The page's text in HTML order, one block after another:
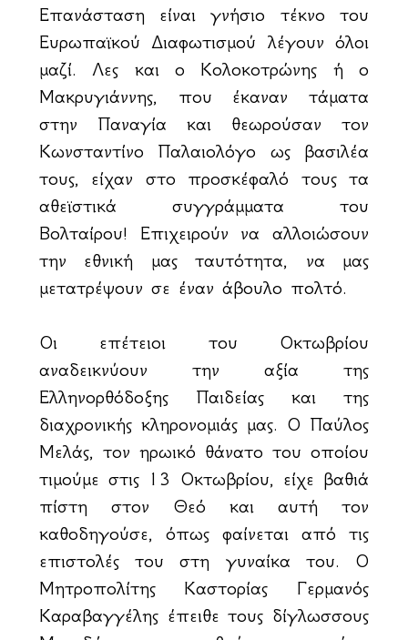
Επανάσταση είναι γνήσιο τέκνο του
Ευρωπαϊκού Διαφωτισμού λέγουν όλοι
μαζί. Λες και ο Κολοκοτρώνης ή ο
Μακρυγιάννης, που έκαναν τάματα
στην Παναγία και θεωρούσαν τον
Κωνσταντίνο Παλαιολόγο ως βασιλέα
τους, είχαν στο προσκέφαλό τους τα
αθεϊστικά συγγράμματα του
Βολταίρου! Επιχειρούν να αλλοιώσουν
την εθνική μας ταυτότητα, να μας
μετατρέψουν σε έναν άβουλο πολτό.
Οι επέτειοι του Οκτωβρίου
αναδεικνύουν την αξία της
Ελληνορθόδοξης Παιδείας και της
διαχρονικής κληρονομιάς μας. Ο Παύλος
Μελάς, τον ηρωικό θάνατο του οποίου
τιμούμε στις 13 Οκτωβρίου, είχε βαθιά
πίστη στον Θεό και αυτή τον
καθοδηγούσε, όπως φαίνεται από τις
επιστολές του στη γυναίκα του. Ο
Μητροπολίτης Καστορίας Γερμανός
Καραβαγγέλης έπειθε τους δίγλωσσους